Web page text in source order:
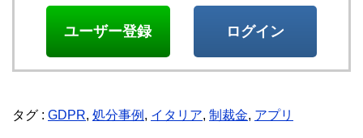
ユーザー登録 ログイン
タグ : GDPR, 処分事例 , イタリア, 制裁金, アプリ